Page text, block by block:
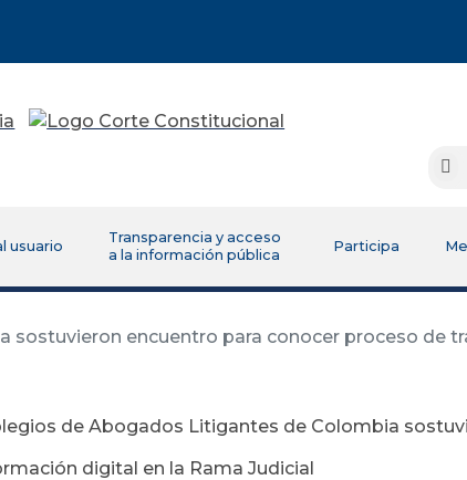
usuario
Transparencia y acceso
a la información pública
Participa
encuentro para conocer proceso de
de Abogados Litigantes de Colombia
digital en la Rama Judicial